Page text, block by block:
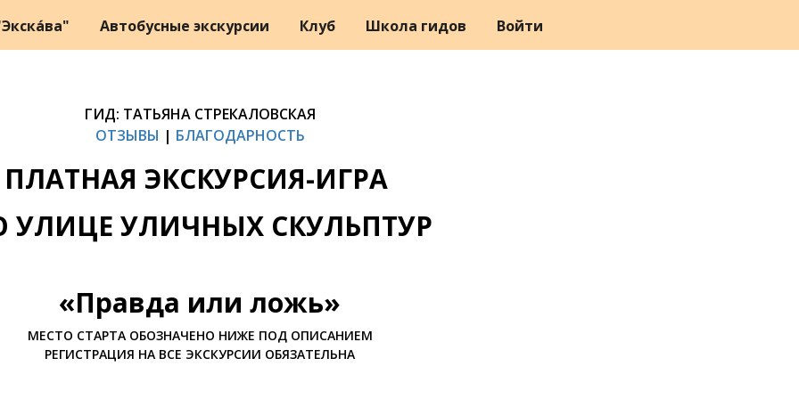
Автобусные экскурсии Клуб Школа гидов Войти
ГИД: ТАТЬЯНА СТРЕКАЛОВСКАЯ
ОТЗЫВЫ | БЛАГОДАРНОСТЬ
ПЛАТНАЯ ЭКСКУРСИЯ-ИГРА
УЛИЦЕ УЛИЧНЫХ СКУЛЬПТУР
«Правда или ложь»
МЕСТО СТАРТА ОБОЗНАЧЕНО НИЖЕ ПОД ОПИСАНИЕМ
РЕГИСТРАЦИЯ НА ВСЕ ЭКСКУРСИИ ОБЯЗАТЕЛЬНА